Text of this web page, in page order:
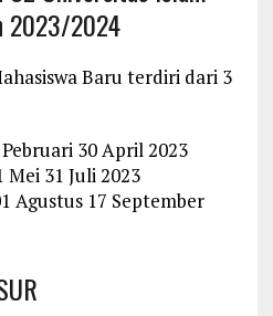
2023/2024
Baru terdiri dari 3
30 April 2023
31 Juli 2023
Agustus 17 September